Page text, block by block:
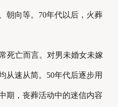
朝向等。70年代以后，火葬
死亡而言。对男未婚女未嫁
从速从简。50年代后逐步用
期，丧葬活动中的迷信内容